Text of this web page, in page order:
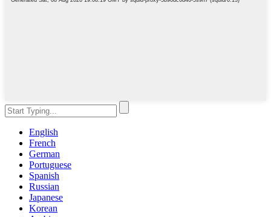
English
French
German
Portuguese
Spanish
Russian
Japanese
Korean